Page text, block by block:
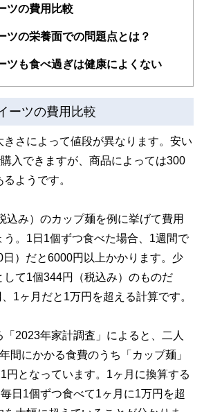
「お金や暮らし」に関する書籍・雑誌の編集経
れ、企画立案から記事掲載まですべての工程に
で、読者目線のコンテンツを追求しています。
DCプランナー、公認会計士、社会保険労務
、投資アナリスト、キャリアコンサルタントな
れる年金や税金、相続、保険、ローンなどの話
すく発信している点です。
編集経験豊富なメンバーと金融や経済に精通した
実現しています。
適でより良い生活のアイデアを提供するお金の
ジュを目指します。
ツの費用比較
ツの栄養面での問題点とは？
ツも食べ過ぎは健康によくない
ーツの費用比較
きさによって値段が異なります。安い
入できますが、商品によっては300
ようです。
込み）のカップ麺を例に挙げて費用
う。1日1個ずつ食べた場合、1週間で
）だと6000円以上かかります。少
して1個344円（税込み）のものだ
1ヶ月だと1万円を超える計算です。
2023年家計調査」によると、二人
間にかかる食費のうち「カップ麺」
円となっています。1ヶ月に換算する
日1個ずつ食べて1ヶ月に1万円を超